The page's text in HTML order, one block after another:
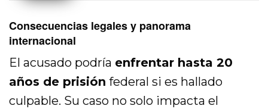
Consecuencias legales y panorama
internacional
El acusado podría enfrentar hasta 20
años de prisión federal si es hallado
culpable. Su caso no solo impacta el